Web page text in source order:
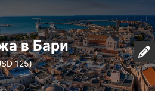
в Бари
125)